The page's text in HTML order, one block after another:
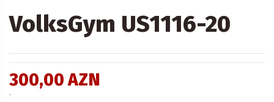
VolksGym US1116-20
300,00 AZN
.